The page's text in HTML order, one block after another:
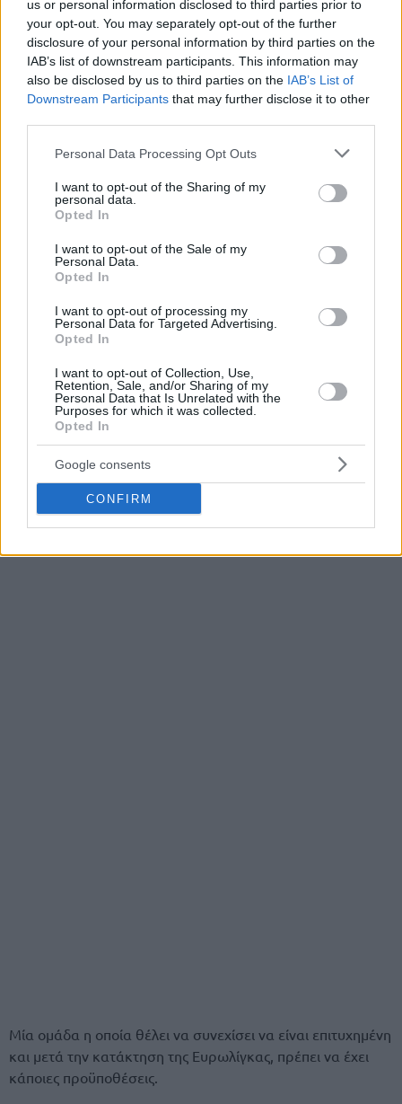
us or personal information disclosed to third parties prior to
your opt-out. You may separately opt-out of the further
disclosure of your personal information by third parties on the
IAB’s list of downstream participants. This information may
also be disclosed by us to third parties on the IAB’s List of
Downstream Participants that may further disclose it to other
Please note that this website/app uses one or more Google
not limited to your visit or usage behaviour. You may click to
grant or deny consent to Google and its third-party tags to
use your data for below specified purposes in below Google
consent section.
Personal Data Processing Opt Outs
I want to opt-out of the Sharing of my
personal data.
Opted In
I want to opt-out of the Sale of my
Personal Data.
Opted In
I want to opt-out of processing my
Personal Data for Targeted Advertising.
Opted In
I want to opt-out of Collection, Use,
Retention, Sale, and/or Sharing of my
Personal Data that Is Unrelated with the
Purposes for which it was collected.
Opted In
Google consents
CONFIRM
Δηλαδή όταν η ομάδα πετυχαίνει, οι παίκτες θέλουν
περισσότερα λεφτά. Όταν ένας παίκτης ένα χρόνο
μια εκπληκτική ευκολία, δεν το λέω για εσάς προσωπικά,
γιατί εσείς δεν το λέτε με κάποια εμπάθεια, την
ας πάρει ο τάδε τρία.
salary cup.Αυτές οι δύο λέξεις αγνοούνται.
Μία ομάδα η οποία θέλει να συνεχίσει να είναι επιτυχημένη
και μετά την κατάκτηση της Ευρωλίγκας, πρέπει να έχει
κάποιες προϋποθέσεις.